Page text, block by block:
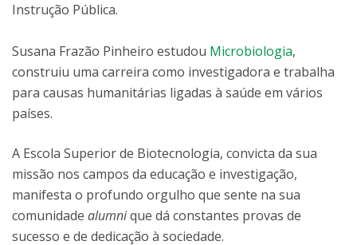
Instrução Pública.
Susana Frazão Pinheiro estudou Microbiologia,
construiu uma carreira como investigadora e trabalha
para causas humanitárias ligadas à saúde em vários
países.
A Escola Superior de Biotecnologia, convicta da sua
missão nos campos da educação e investigação,
manifesta o profundo orgulho que sente na sua
comunidade alumnique dá constantes provas de
sucesso e de dedicação à sociedade.